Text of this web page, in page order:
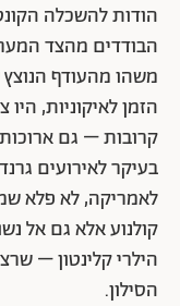
הודות להשכלה
הבודדים מהצד
משהו מהעודף
הזמן לאיקוניות,
קרובות – גם ארוכות
בעיקר לאירועים
לאמריקה, לא פלא
קולנוע אלא גם אל
הילרי קלינטון –
הסילון.